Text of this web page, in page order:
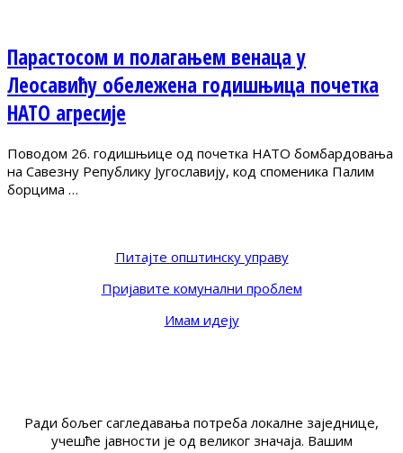
Парастосом и полагањем венаца у
Леосавићу обележена годишњица почетка
НАТО агресије
Поводом 26. годишњице од почетка НАТО бомбардовања
на Савезну Републику Југославију, код споменика Палим
борцима …
Питајте општинску управу
Пријавите комунални проблем
Имам идеју
Ради бољег сагледавања потреба локалне заједнице,
учешће јавности је од великог значаја. Вашим